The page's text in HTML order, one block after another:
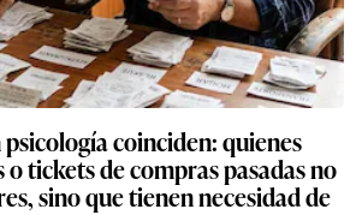
coinciden: quienes
tickets de compras pasadas no
sino que tienen necesidad de